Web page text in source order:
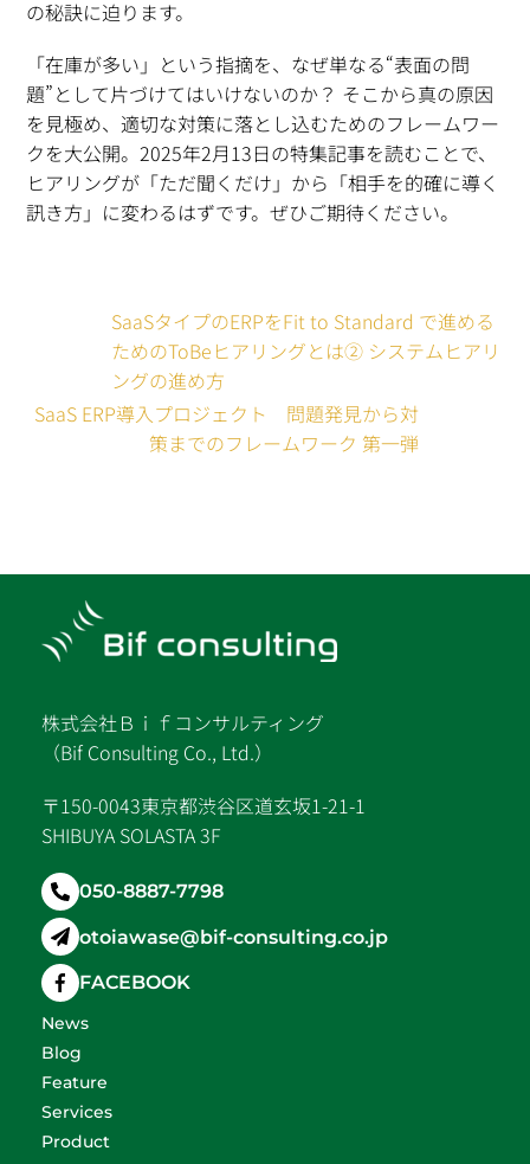
の秘訣に迫ります。
「在庫が多い」という指摘を、なぜ単なる“表面の問
題”として片づけてはいけないのか？ そこから真の原因
を見極め、適切な対策に落とし込むためのフレームワー
クを大公開。2025年2月13日の特集記事を読むことで、
ヒアリングが「ただ聞くだけ」から「相手を的確に導く
訊き方」に変わるはずです。ぜひご期待ください。
SaaSタイプのERPをFit to Standard で進める
ためのToBeヒアリングとは② システムヒアリ
ングの進め方
SaaS ERP導入プロジェクト 問題発見から対
策までのフレームワーク 第一弾
株式会社Ｂｉｆコンサルティング
（Bif Consulting Co., Ltd.）
〒150-0043東京都渋谷区道玄坂1-21-1
SHIBUYA SOLASTA 3F
050-8887-7798
otoiawase@bif-consulting.co.jp
FACEBOOK
News
Blog
Feature
Services
Product